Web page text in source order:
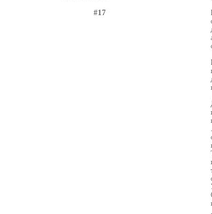
#17